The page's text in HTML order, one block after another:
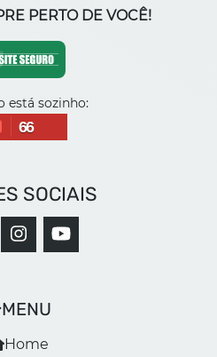
PERTO DE VOCÊ!
está sozinho:
66
MENU
Home
SOCIAIS